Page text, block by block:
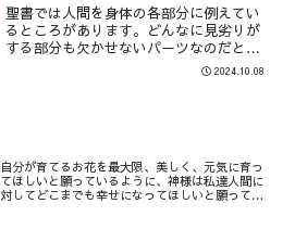
聖書では人間を身体の各部分に例えてい
るところがあります。どんなに見劣りが
する部分も欠かせないパーツなのだと仰
られています。コリント人への第一の手
紙 12からだが一つであっても肢体は多く
2024.10.08
自分が育てるお花を最大限、美しく、元気に育っ
てほしいと願っているように、神様は私達人間に
対してどこまでも幸せになってほしいと願ってい